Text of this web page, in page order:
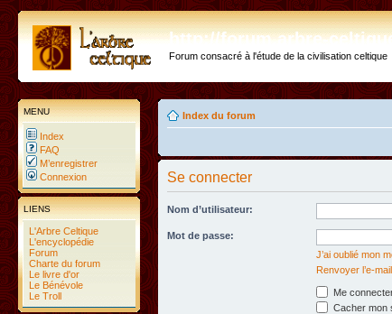
http://forum.arbre-
Forum consacré à l'étude de la civilisation celtique
MENU
Index
FAQ
M’enregistrer
Connexion
LIENS
L'Arbre Celtique
L'encyclopédie
Forum
Charte du forum
Le livre d'or
Le Bénévole
Le Troll
Index du forum
Se connecter
Nom d’utilisateur:
Mot de passe:
J’ai oublié mon
Renvoyer l’e-
Me
Cacher mon